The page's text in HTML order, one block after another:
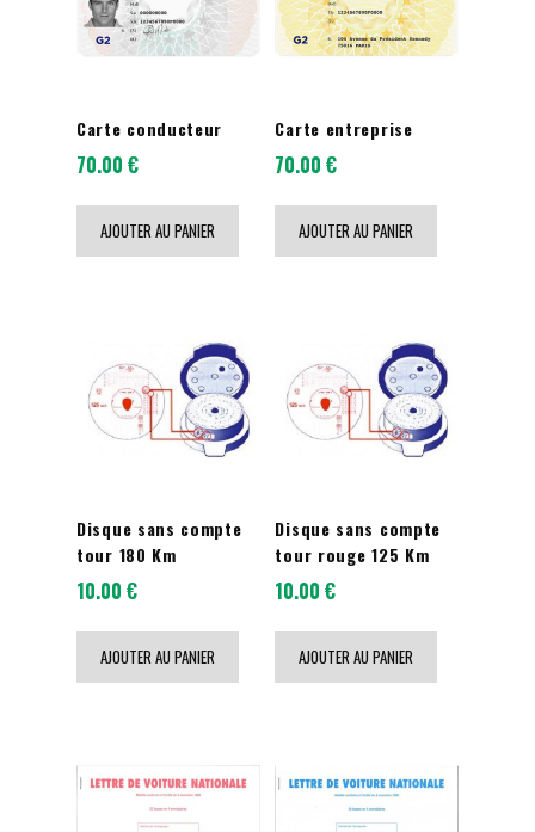
Carte conducteur
70.00 €
AJOUTER AU PANIER
Carte entreprise
70.00€
AJOUTER AU PANIER
Disque sans compte
tour 180 Km
10.00 €
AJOUTER AU PANIER
Disque sans compte
tour rouge 125 Km
10.00€
AJOUTER AU PANIER